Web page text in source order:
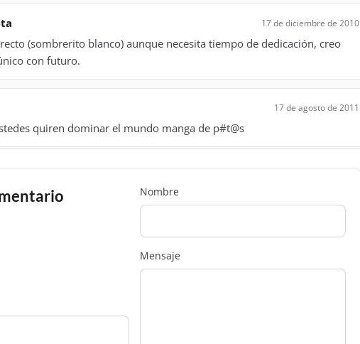
17 de diciembre de 2010
(sombrerito blanco) aunque necesita tiempo de dedicación, creo
con futuro.
17 de agosto de 2011
quiren dominar el mundo manga de p#t@s
Nombre
Mensaje